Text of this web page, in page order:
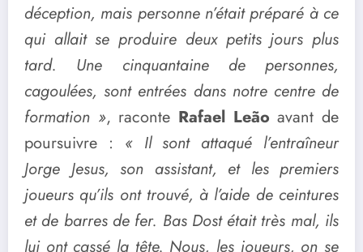
déception, mais personne n’était préparé à ce
qui allait se produire deux petits jours plus
tard. Une cinquantaine de personnes,
cagoulées, sont entrées dans notre centre de
formation », raconte Rafael Leão avant de
poursuivre : « Il sont attaqué l’entraîneur
Jorge Jesus, son assistant, et les premiers
joueurs qu’ils ont trouvé, à l’aide de ceintures
et de barres de fer. Bas Dost était très mal, ils
lui ont cassé la tête. Nous, les joueurs, on se